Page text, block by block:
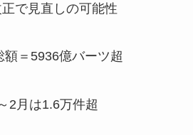
で見直しの可能性
＝5936億バーツ超
2月は1.6万件超